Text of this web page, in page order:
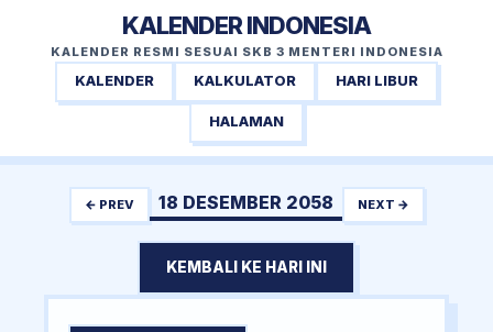
KALENDER INDONESIA
KALENDER RESMI SESUAI SKB 3 MENTERI INDONESIA
KALENDER KALKULATOR HARI LIBUR
HALAMAN
← PREV 18 DESEMBER 2058 NEXT →
KEMBALI KE HARI INI